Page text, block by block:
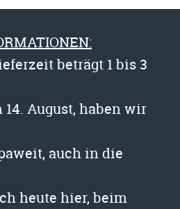
beträgt 1 bis 3
August, haben wir
auch in die
heute hier, beim